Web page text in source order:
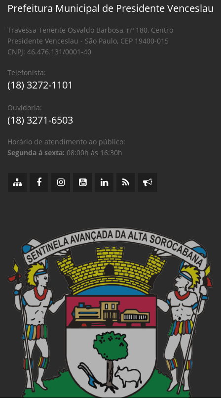
Prefeitura Municipal de Presidente Venceslau
Travessa Tenente Osvaldo Barbosa, nº 180, Centro
Presidente Venceslau - São Paulo, CEP 19400-015
CNPJ: 46.476.131/0001-40
Telefonista:
(18) 3272-1101
Ouvidoria:
(18) 3271-6503
Horário de atendimento ao público:
Segunda à sexta: 08:00h às 16:30h